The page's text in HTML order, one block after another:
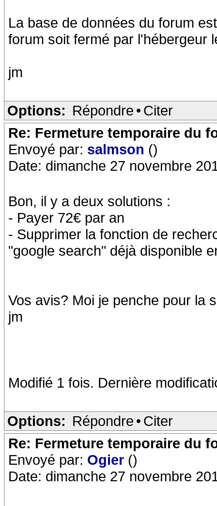
La base de données du forum
forum soit fermé par l'hébergeur
jm
Options: Répondre • Citer
Re: Fermeture temporaire du
Envoyé par: salmson ()
Date: dimanche 27 novembre
Bon, il y a deux solutions :
- Payer 72€ par an
- Supprimer la fonction de
"google search" déjà disponible
Vos avis? Moi je penche pour la
jm
Modifié 1 fois. Dernière
Options: Répondre • Citer
Re: Fermeture temporaire du
Envoyé par: Ogier ()
Date: dimanche 27 novembre